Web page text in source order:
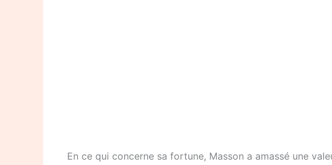
En ce qui concerne sa fortune, Masson a amassé une